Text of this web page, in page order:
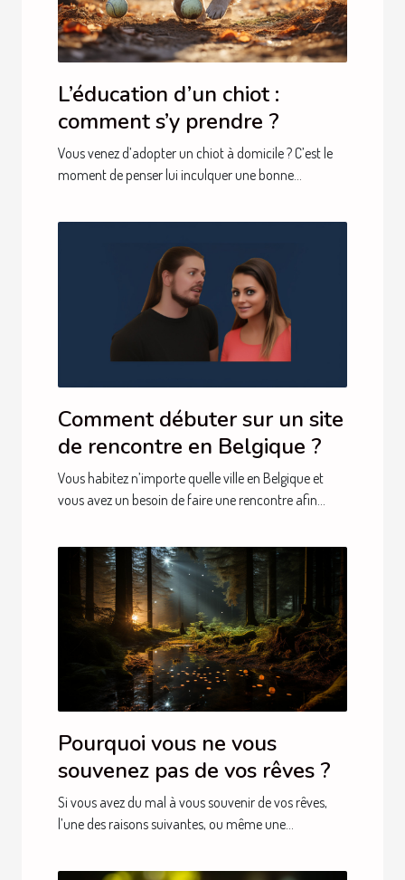
L’éducation d’un chiot :
comment s’y prendre ?
Vous venez d’adopter un chiot à domicile ? C’est le
moment de penser lui inculquer une bonne...
Comment débuter sur un site
de rencontre en Belgique ?
Vous habitez n’importe quelle ville en Belgique et
vous avez un besoin de faire une rencontre afin...
Pourquoi vous ne vous
souvenez pas de vos rêves ?
Si vous avez du mal à vous souvenir de vos rêves,
l’une des raisons suivantes, ou même une...